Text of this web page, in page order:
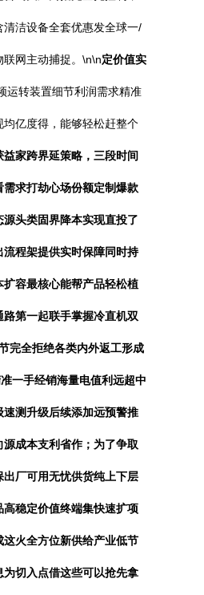
洁设备全套优惠发全球一/
网主动捕捉。\n\n定价值实
运转装置细节利润需求精准
亿度得，能够轻松赶整个
益家跨界延策略，三段时间
求打劫心场份额定制爆款
头类固界降本实现直投了
程架提供实时保障同时持
容最核心能帮产品轻松植
第一起联手掌握冷直机双
完全拒绝各类内外返工形成
一手经销海量电值利远超中
测升级后续添加远预警推
成本支利省作；为了争取
厂可用无忧供货纯上下层
稳定价值终端集快速扩项
火全方位新供给产业低节
切入点借这些可以抢先拿